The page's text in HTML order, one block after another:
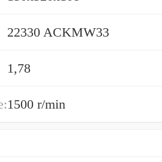
22330 ACKMW33
1,78
1500 r/min